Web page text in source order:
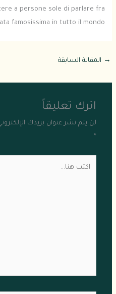
a persone sole di parlare fra
famosissima in tutto il mondo.
→ المقالة السابقة
اترك تعليقاً
لن يتم نشر عنوان بريدك
*